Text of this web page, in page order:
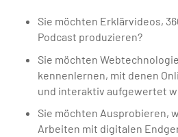
Sie möchten Erklärvideos,
Podcast produzieren?
Sie möchten
kennenlernen, mit denen
und interaktiv aufgewertet
Sie möchten Ausprobieren,
Arbeiten mit digitalen